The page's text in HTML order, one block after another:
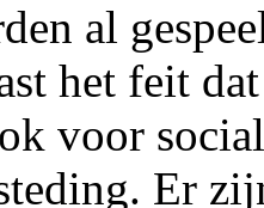
al
het feit
voor
Er